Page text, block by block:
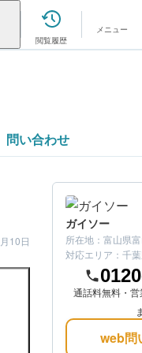
閲覧履歴
メニュー
問い合わせ
10日
ガイソー
所在地： 富山県
対応エリア： 千
通話料無料・
web問